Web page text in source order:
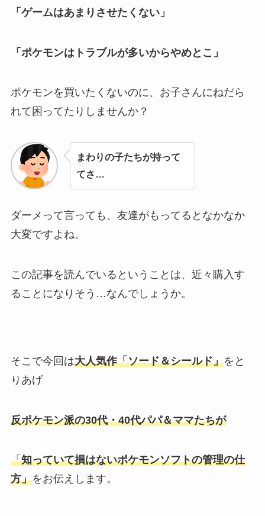
「ゲームはあまりさせたくない」
「ポケモンはトラブルが多いからやめとこ」
ポケモンを買いたくないのに、お子さんにねだら
れて困ってたりしませんか？
まわりの子たちが持って
てさ…
ダーメって言っても、友達がもってるとなかなか
大変ですよね。
この記事を読んでいるということは、近々購入す
ることになりそう…なんでしょうか。
そこで今回は大人気作「ソード＆シールド」をと
りあげ
反ポケモン派の30代・40代パパ＆ママたちが
「知っていて損はないポケモンソフトの管理の仕
方」をお伝えします。